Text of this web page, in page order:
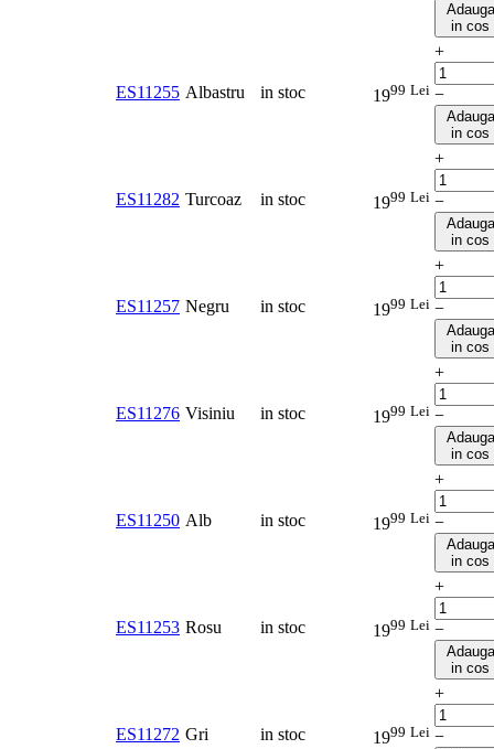
Adauga
in cos
ES11255 Albastru in stoc 1999 Lei
+
−
Adauga
in cos
ES11282 Turcoaz in stoc 1999 Lei
+
−
Adauga
in cos
ES11257 Negru in stoc 1999 Lei
+
−
Adauga
in cos
ES11276 Visiniu in stoc 1999 Lei
+
−
Adauga
in cos
ES11250 Alb in stoc 1999 Lei
+
−
Adauga
in cos
ES11253 Rosu in stoc 1999 Lei
+
−
Adauga
in cos
ES11272 Gri in stoc 1999 Lei
+
−